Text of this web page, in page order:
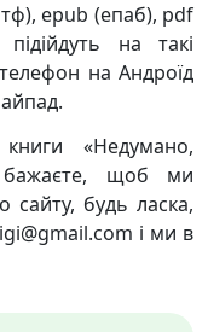
epub (епаб), pdf
на такі
на Андроїд
«Недумано,
бажаєте, щоб ми
сайту, будь ласка,
і ми в